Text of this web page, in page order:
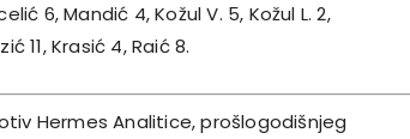
6, Mandić 4, Kožul V. 5, Kožul L. 2,
11, Krasić 4, Raić 8.
Hermes Analitice, prošlogodišnjeg